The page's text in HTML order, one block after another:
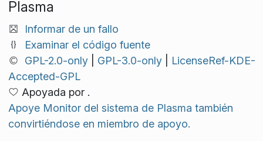
Plasma
Informar de un fallo
Examinar el código fuente
GPL-2.0-only| GPL-3.0-only|
LicenseRef-KDE-
Accepted-GPL
Apoyada por .
Apoye Monitor del sistema de Plasma también
convirtiéndose en miembro de apoyo.